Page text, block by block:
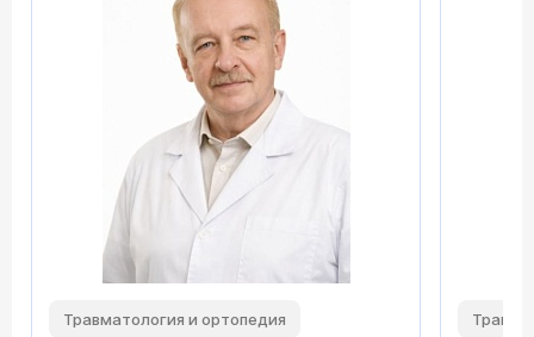
Травматология и ортопедия